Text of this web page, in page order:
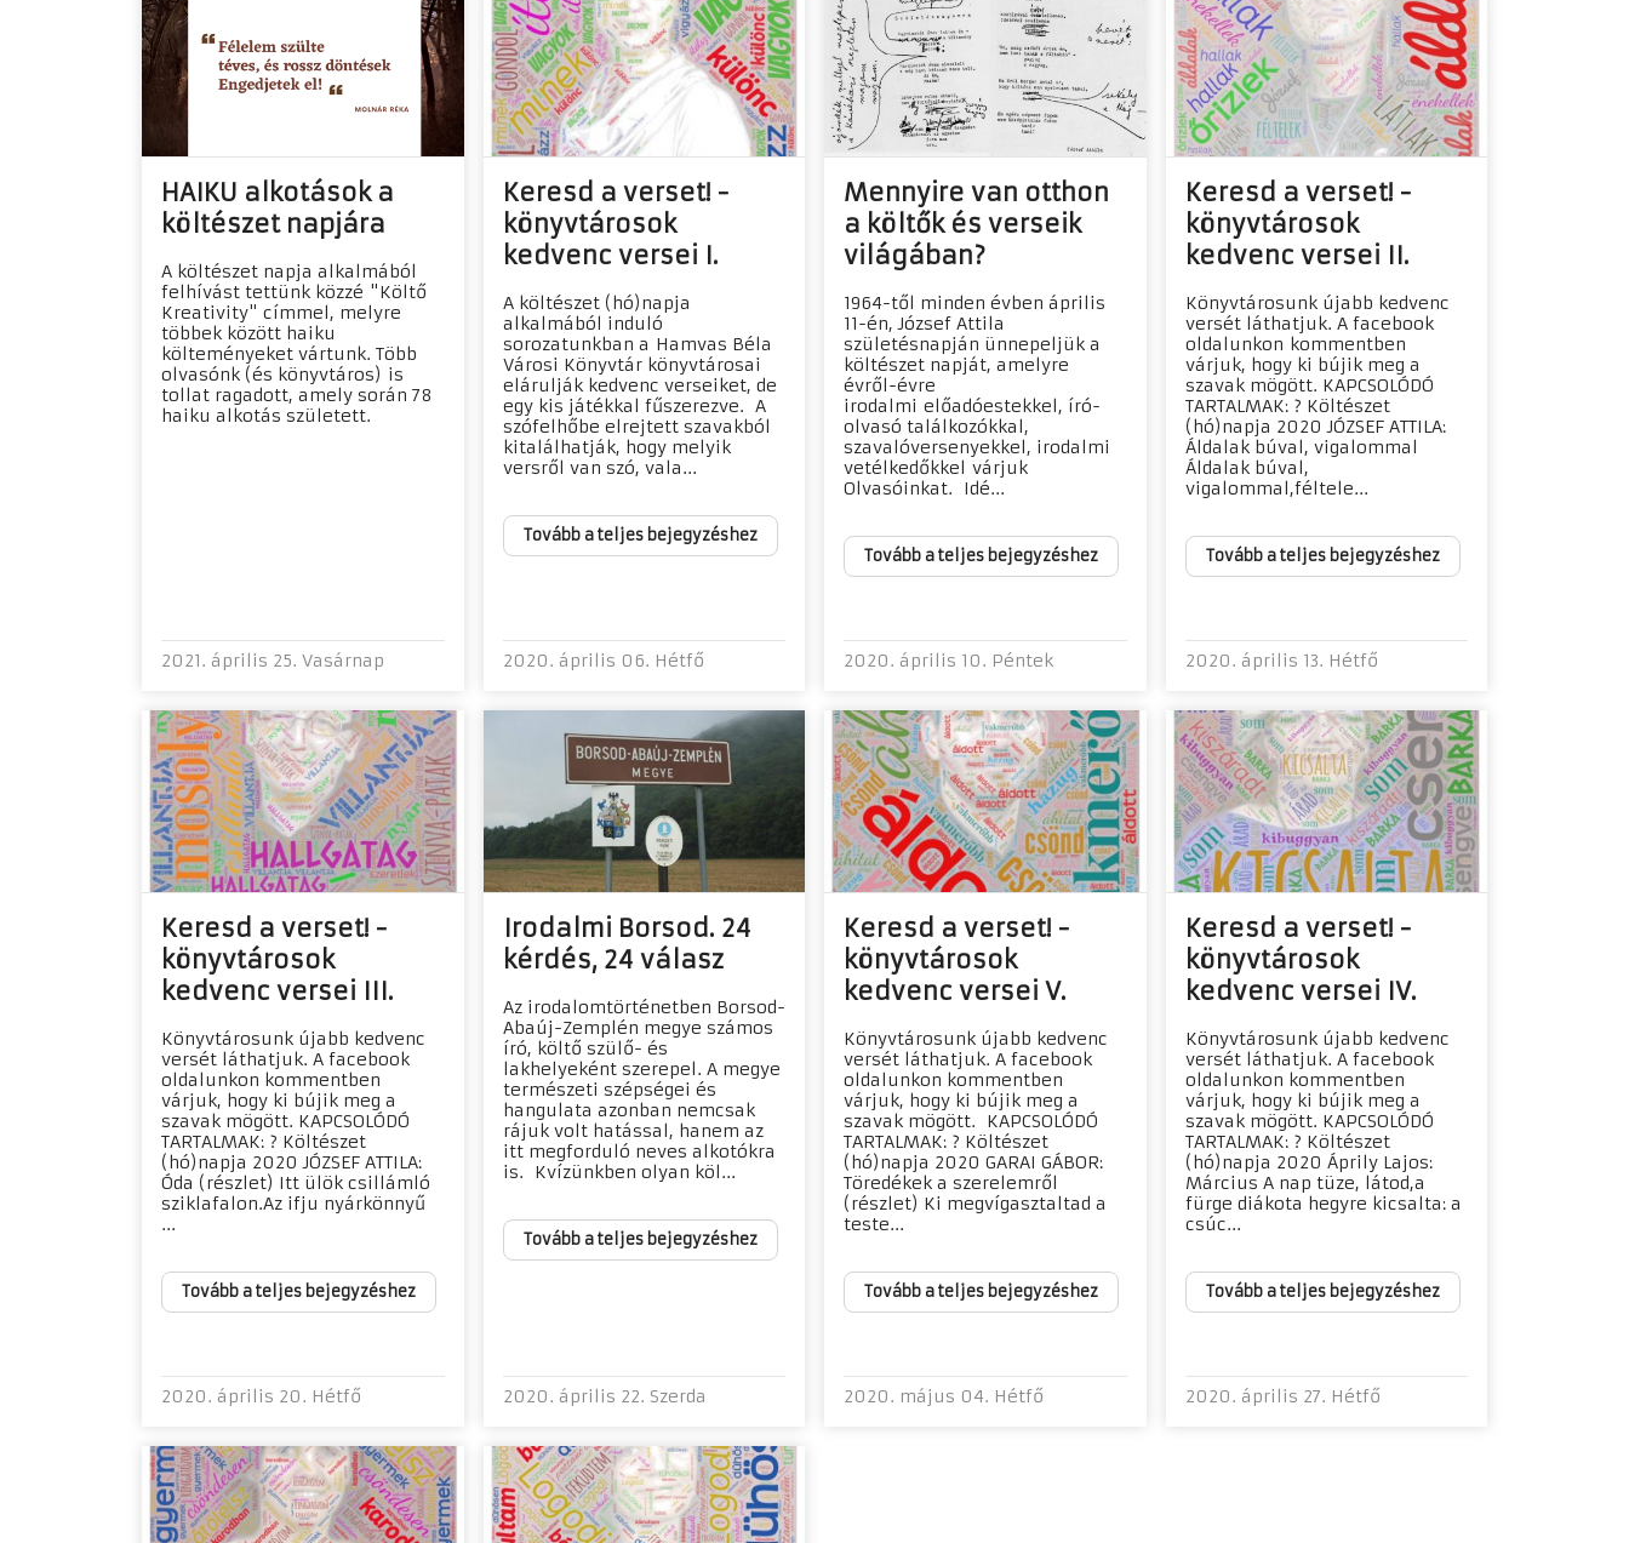
HAIKU alkotások a
költészet napjára
A költészet napja alkalmából
felhívást tettünk közzé "Költő
Kreativity" címmel, melyre
többek között haiku
költeményeket vártunk. Több
olvasónk (és könyvtáros) is
tollat ragadott, amely során 78
haiku alkotás született.
2021. április 25. Vasárnap
Keresd a verset! -
könyvtárosok
kedvenc versei I.
A költészet (hó)napja
alkalmából induló
sorozatunkban a Hamvas Béla
Városi Könyvtár könyvtárosai
elárulják kedvenc verseiket, de
egy kis játékkal fűszerezve. A
szófelhőbe elrejtett szavakból
kitalálhatják, hogy melyik
versről van szó, vala...
Tovább a teljes bejegyzéshez
2020. április 06. Hétfő
Mennyire van otthon
a költők és verseik
világában?
1964-től minden évben április
11-én, József Attila
születésnapján ünnepeljük a
költészet napját, amelyre
évről-évre
irodalmi előadóestekkel, író-
olvasó találkozókkal,
szavalóversenyekkel, irodalmi
vetélkedőkkel várjuk
Olvasóinkat. Idé...
Tovább a teljes bejegyzéshez
2020. április 10. Péntek
Keresd a verset! -
könyvtárosok
kedvenc versei II.
Könyvtárosunk újabb kedvenc
versét láthatjuk. A facebook
oldalunkon kommentben
várjuk, hogy ki bújik meg a
szavak mögött. KAPCSOLÓDÓ
TARTALMAK: ? Költészet
(hó)napja 2020 JÓZSEF ATTILA:
Áldalak búval, vigalommal
Áldalak búval,
vigalommal,féltele...
Tovább a teljes bejegyzéshez
2020. április 13. Hétfő
Keresd a verset! -
könyvtárosok
kedvenc versei III.
Könyvtárosunk újabb kedvenc
versét láthatjuk. A facebook
oldalunkon kommentben
várjuk, hogy ki bújik meg a
szavak mögött. KAPCSOLÓDÓ
TARTALMAK: ? Költészet
(hó)napja 2020 JÓZSEF ATTILA:
Óda (részlet) Itt ülök csillámló
sziklafalon.Az ifju nyárkönnyű
...
Tovább a teljes bejegyzéshez
2020. április 20. Hétfő
Irodalmi Borsod. 24
kérdés, 24 válasz
Az irodalomtörténetben Borsod-
Abaúj-Zemplén megye számos
író, költő szülő- és
lakhelyeként szerepel. A megye
természeti szépségei és
hangulata azonban nemcsak
rájuk volt hatással, hanem az
itt megforduló neves alkotókra
is. Kvízünkben olyan köl...
Tovább a teljes bejegyzéshez
2020. április 22. Szerda
Keresd a verset! -
könyvtárosok
kedvenc versei V.
Könyvtárosunk újabb kedvenc
versét láthatjuk. A facebook
oldalunkon kommentben
várjuk, hogy ki bújik meg a
szavak mögött. KAPCSOLÓDÓ
TARTALMAK: ? Költészet
(hó)napja 2020 GARAI GÁBOR:
Töredékek a szerelemről
(részlet) Ki megvígasztaltad a
teste...
Tovább a teljes bejegyzéshez
2020. május 04. Hétfő
Keresd a verset! -
könyvtárosok
kedvenc versei IV.
Könyvtárosunk újabb kedvenc
versét láthatjuk. A facebook
oldalunkon kommentben
várjuk, hogy ki bújik meg a
szavak mögött. KAPCSOLÓDÓ
TARTALMAK: ? Költészet
(hó)napja 2020 Áprily Lajos:
Március A nap tüze, látod,a
fürge diákota hegyre kicsalta: a
csúc...
Tovább a teljes bejegyzéshez
2020. április 27. Hétfő